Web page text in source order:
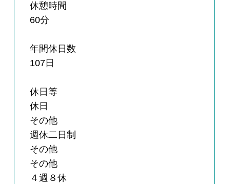
休憩時間
60分
年間休日数
107日
休日等
休日
その他
週休二日制
その他
その他
４週８休